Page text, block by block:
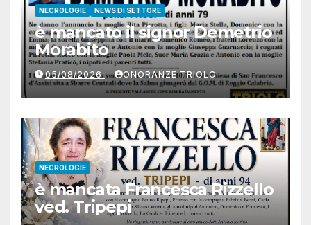
NECROLOGIE NEWS DI SETTORE
è mancato il signor Demetrio
Morabito
05/08/2026 ONORANZE TRIOLO
NECROLOGIE
è mancata Francesca Rizzello
ved. Tripepi